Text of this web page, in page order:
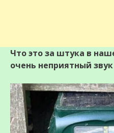
Что это за штука в
очень неприятный звук